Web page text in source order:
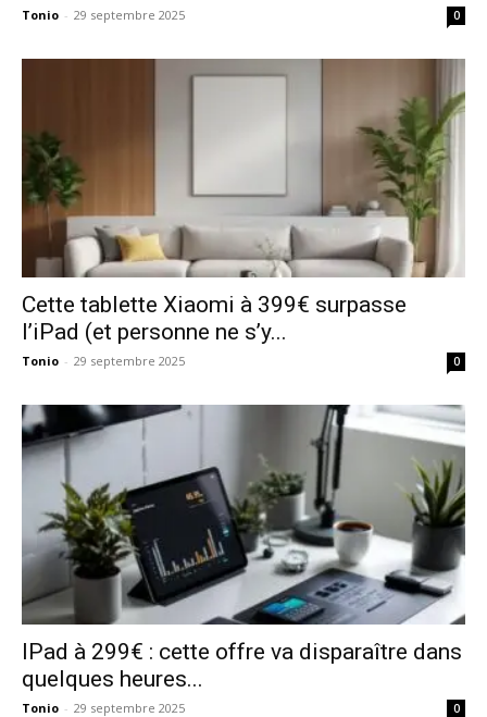
Tonio - 29 septembre 2025 0
Cette tablette Xiaomi à 399€ surpasse
l’iPad (et personne ne s’y...
Tonio - 29 septembre 2025 0
IPad à 299€ : cette offre va disparaître dans
quelques heures...
Tonio - 29 septembre 2025 0